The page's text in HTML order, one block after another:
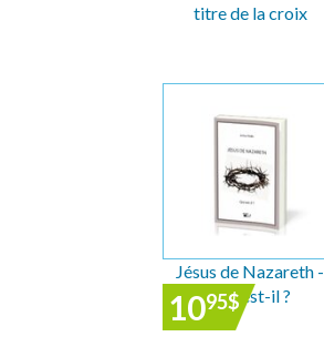
titre de la croix
1095$
Jésus de Nazareth -
Qui est-il ?